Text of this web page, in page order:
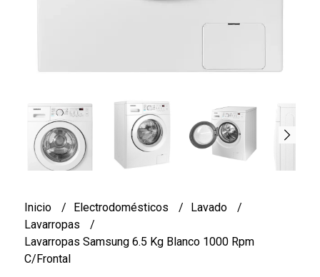
Inicio Electrodomésticos
Lavado
Lavarropas
Lavarropas Samsung 6.5 Kg Blanco 1000 Rpm
C/Frontal